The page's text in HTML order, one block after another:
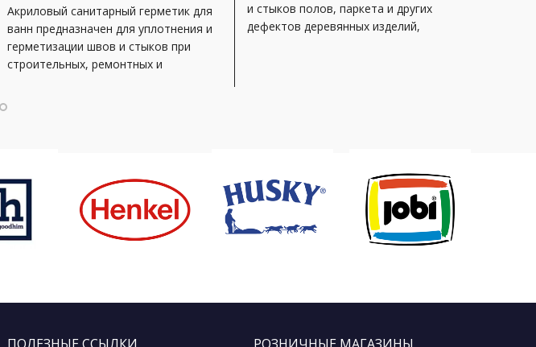
Акриловый санитарный герметик для
ванн предназначен для уплотнения и
герметизации швов и стыков при
строительных, ремонтных и
и стыков полов, паркета и других
дефектов деревянных изделий,